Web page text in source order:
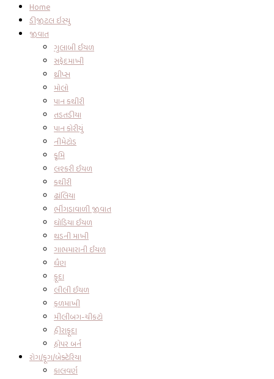
Home
ડીજીટલ ઇસ્યુ
જીવાત
ગુલાબી ઈયળ
સફેદમાખી
થ્રીપ્સ
મોલો
પાન કથીરી
તડતડીયા
પાન કોરીયું
નીમેટોડ
કૃમિ
લશ્કરી ઈયળ
કથીરી
ઢાંલિયા
ભીંગડાવાળી જીવાત
ઘોડિયા ઈયળ
થડની માખી
ગાભમારાની ઈયળ
ધૈણ
ફૂદા
લીલી ઈયળ
ફળમાખી
મીલીબગ-ચીકટો
હીરાફૂદા
હોપર બર્ન
રોગ/ફૂગ/બેક્ટેરિયા
કાલવર્ણ